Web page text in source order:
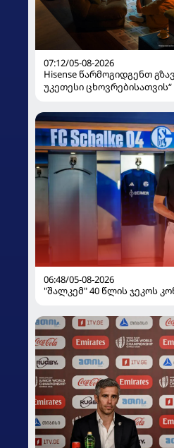
07:12/05-08-2026
Hisense წარმოგიდგენთ
უკეთესი
06:48/05-08-2026
"შალკემ" 40 წლის ჯეკოს